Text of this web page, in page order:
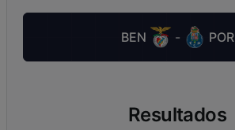
BEN - POR
Resultados